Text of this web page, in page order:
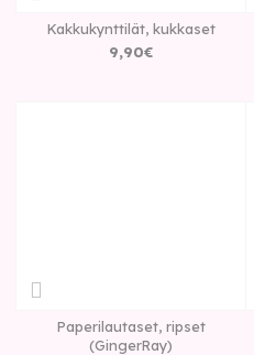
Kakkukynttilät, kukkaset
9,90€
Paperilautaset, ripset
(GingerRay)